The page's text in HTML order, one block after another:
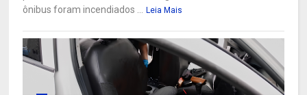
ônibus foram incendiados ...
Leia Mais